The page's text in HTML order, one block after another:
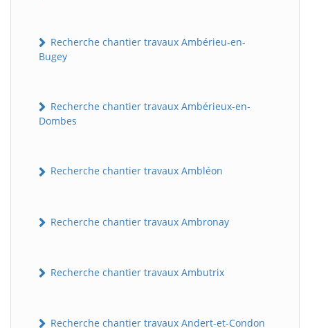
Recherche chantier travaux Ambérieu-en-
Bugey
Recherche chantier travaux Ambérieux-en-
Dombes
Recherche chantier travaux Ambléon
Recherche chantier travaux Ambronay
Recherche chantier travaux Ambutrix
Recherche chantier travaux Andert-et-Condon